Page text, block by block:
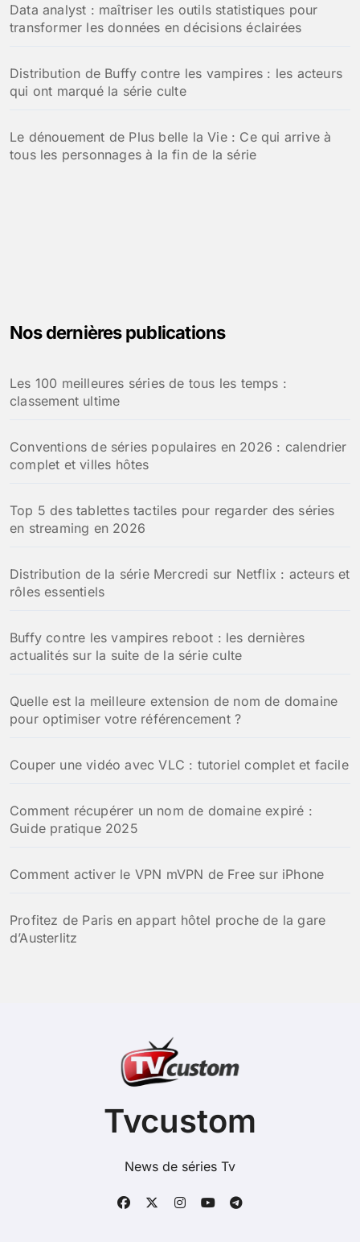
Data analyst : maîtriser les outils statistiques pour
transformer les données en décisions éclairées
Distribution de Buffy contre les vampires : les acteurs
qui ont marqué la série culte
Le dénouement de Plus belle la Vie : Ce qui arrive à
tous les personnages à la fin de la série
Nos dernières publications
Les 100 meilleures séries de tous les temps :
classement ultime
Conventions de séries populaires en 2026 : calendrier
complet et villes hôtes
Top 5 des tablettes tactiles pour regarder des séries
en streaming en 2026
Distribution de la série Mercredi sur Netflix : acteurs et
rôles essentiels
Buffy contre les vampires reboot : les dernières
actualités sur la suite de la série culte
Quelle est la meilleure extension de nom de domaine
pour optimiser votre référencement ?
Couper une vidéo avec VLC : tutoriel complet et facile
Comment récupérer un nom de domaine expiré :
Guide pratique 2025
Comment activer le VPN mVPN de Free sur iPhone
Profitez de Paris en appart hôtel proche de la gare
d’Austerlitz
Tvcustom
News de séries Tv